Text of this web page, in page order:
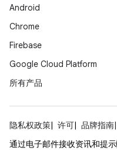
Android
Chrome
Firebase
Google Cloud Platform
所有产品
隐私权政策 许可 品牌指南
通过电子邮件接收资讯和提示